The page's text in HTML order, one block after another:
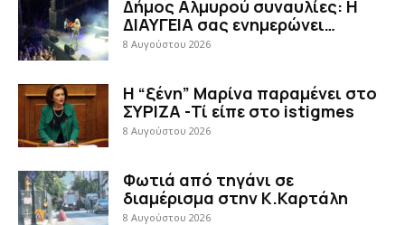
Δήμος Αλμυρού συναυλίες: Η
ΔΙΑΥΓΕΙΑ σας ενημερώνει…
8 Αυγούστου 2026
Η “ξένη” Μαρίνα παραμένει στο
ΣΥΡΙΖΑ -Τί είπε στο istigmes
8 Αυγούστου 2026
Φωτιά από τηγάνι σε
διαμέρισμα στην Κ.Καρτάλη
8 Αυγούστου 2026